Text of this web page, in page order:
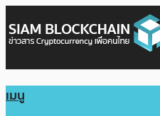
เมนู